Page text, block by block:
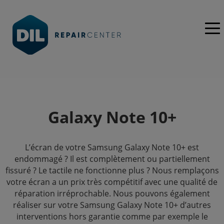
Galaxy Note 10+
L’écran de votre Samsung Galaxy Note 10+ est
endommagé ? Il est complètement ou partiellement
fissuré ? Le tactile ne fonctionne plus ? Nous remplaçons
votre écran a un prix très compétitif avec une qualité de
réparation irréprochable. Nous pouvons également
réaliser sur votre Samsung Galaxy Note 10+ d’autres
interventions hors garantie comme par exemple le